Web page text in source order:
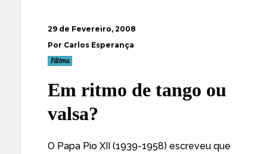
29 de Fevereiro, 2008
Por Carlos Esperança
Fátima
Em ritmo de tango ou
valsa?
O Papa Pio XII (1939-1958) escreveu que